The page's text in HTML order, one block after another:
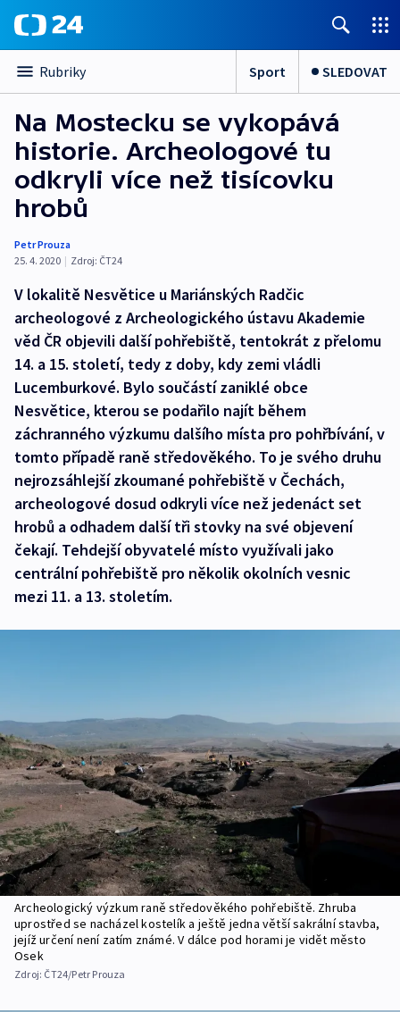
Rubriky Sport SLEDOVAT
Na Mostecku se vykopává
historie. Archeologové tu
odkryli více než tisícovku
hrobů
Petr Prouza
25. 4. 2020 | Zdroj: ČT24
V lokalitě Nesvětice u Mariánských Radčic
archeologové z Archeologického ústavu Akademie
věd ČR objevili další pohřebiště, tentokrát z přelomu
14. a 15. století, tedy z doby, kdy zemi vládli
Lucemburkové. Bylo součástí zaniklé obce
Nesvětice, kterou se podařilo najít během
záchranného výzkumu dalšího místa pro pohřbívání, v
tomto případě raně středověkého. To je svého druhu
nejrozsáhlejší zkoumané pohřebiště v Čechách,
archeologové dosud odkryli více než jedenáct set
hrobů a odhadem další tři stovky na své objevení
čekají. Tehdejší obyvatelé místo využívali jako
centrální pohřebiště pro několik okolních vesnic
mezi 11. a 13. stoletím.
Archeologický výzkum raně středověkého pohřebiště. Zhruba
uprostřed se nacházel kostelík a ještě jedna větší sakrální stavba,
jejíž určení není zatím známé. V dálce pod horami je vidět město
Osek
Zdroj: ČT24/Petr Prouza